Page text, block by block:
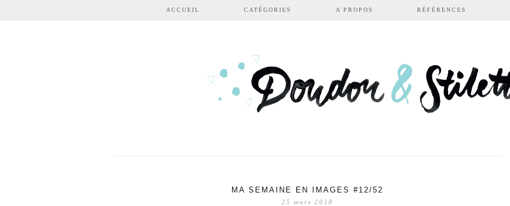
Aller au contenu principal
ACCUEIL CATÉGORIES A PROPOS RÉFÉRENCES
MA SEMAINE EN IMAGES #12/52
25 mars 2018